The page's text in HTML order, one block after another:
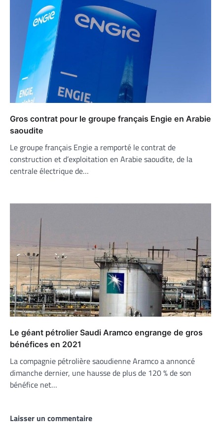
Gros contrat pour le groupe français Engie en Arabie
saoudite
Le groupe français Engie a remporté le contrat de
construction et d’exploitation en Arabie saoudite, de la
centrale électrique de…
Le géant pétrolier Saudi Aramco engrange de gros
bénéfices en 2021
La compagnie pétrolière saoudienne Aramco a annoncé
dimanche dernier, une hausse de plus de 120 % de son
bénéfice net…
Laisser un commentaire